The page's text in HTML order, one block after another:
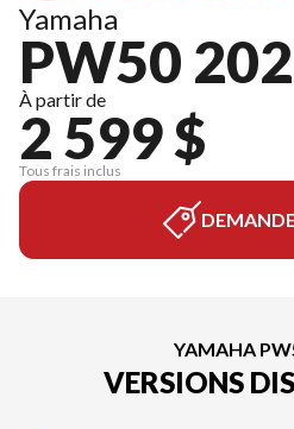
Yamaha
PW50
À partir de
2 599 $
Tous frais inclus
YAMAHA
VERSIONS